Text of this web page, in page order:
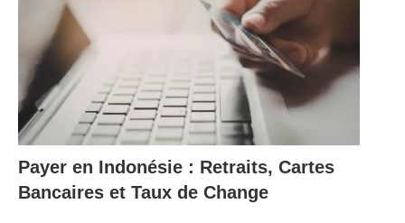
Payer en Indonésie : Retraits, Cartes
Bancaires et Taux de Change